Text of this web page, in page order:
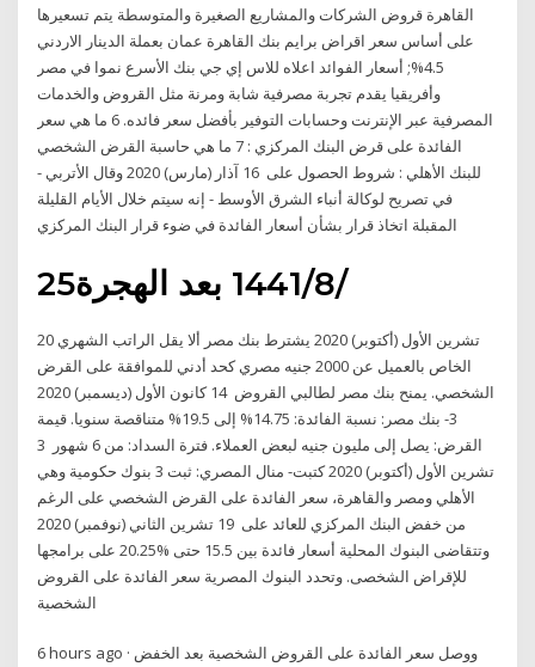
القاهرة قروض الشركات والمشاريع الصغيرة والمتوسطة يتم تسعيرها
على أساس سعر اقراض برايم بنك القاهرة عمان بعملة الدينار الاردني
4.5%; أسعار الفوائد اعلاه للاس إي جي بنك الأسرع نموا في مصر
وأفريقيا يقدم تجربة مصرفية شابة ومرنة مثل القروض والخدمات
المصرفية عبر الإنترنت وحسابات التوفير بأفضل سعر فائده. 6 ما هي سعر
الفائدة على قرض البنك المركزي : 7 ما هي حاسبة القرض الشخصي
للبنك الأهلي : شروط الحصول على 16 آذار (مارس) 2020 وقال الأتربي -
في تصريح لوكالة أنباء الشرق الأوسط - إنه سيتم خلال الأيام القليلة
25‏‏/8‏‏/1441 بعد الهجرة
20 تشرين الأول (أكتوبر) 2020 يشترط بنك مصر ألا يقل الراتب الشهري
الخاص بالعميل عن 2000 جنيه مصري كحد أدني للموافقة على القرض
الشخصي. يمنح بنك مصر لطالبي القروض 14 كانون الأول (ديسمبر) 2020
3- بنك مصر: نسبة الفائدة: 14.75% إلى 19.5% متناقصة سنويا. قيمة
القرض: يصل إلى مليون جنيه لبعض العملاء. فترة السداد: من 6 شهور 3
تشرين الأول (أكتوبر) 2020 كتبت- منال المصري: ثبت 3 بنوك حكومية وهي
الأهلي ومصر والقاهرة، سعر الفائدة على القرض الشخصي على الرغم
من خفض البنك المركزي للعائد على 19 تشرين الثاني (نوفمبر) 2020
وتتقاضى البنوك المحلية أسعار فائدة بين 15.5 حتى %20.25 على برامجها
للإقراض الشخصى. وتحدد البنوك المصرية سعر الفائدة على القروض
6 hours ago · ووصل سعر الفائدة على القروض الشخصية بعد الخفض